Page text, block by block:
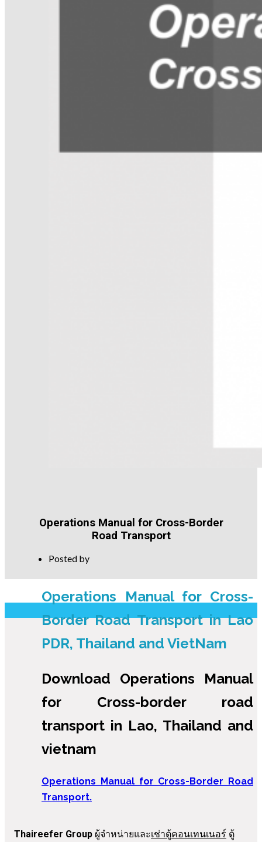
Operations Manual for Cross-Border
Road Transport
Posted by
Operations Manual for Cross-
Border Road Transport in Lao
PDR, Thailand and VietNam
Download Operations Manual
for Cross-border road
transport in Lao, Thailand and
vietnam
Operations Manual for Cross-Border Road
Transport.
Thaireefer Group ผู้จำหน่ายและเช่าตู้คอนเทนเนอร์ ตู้